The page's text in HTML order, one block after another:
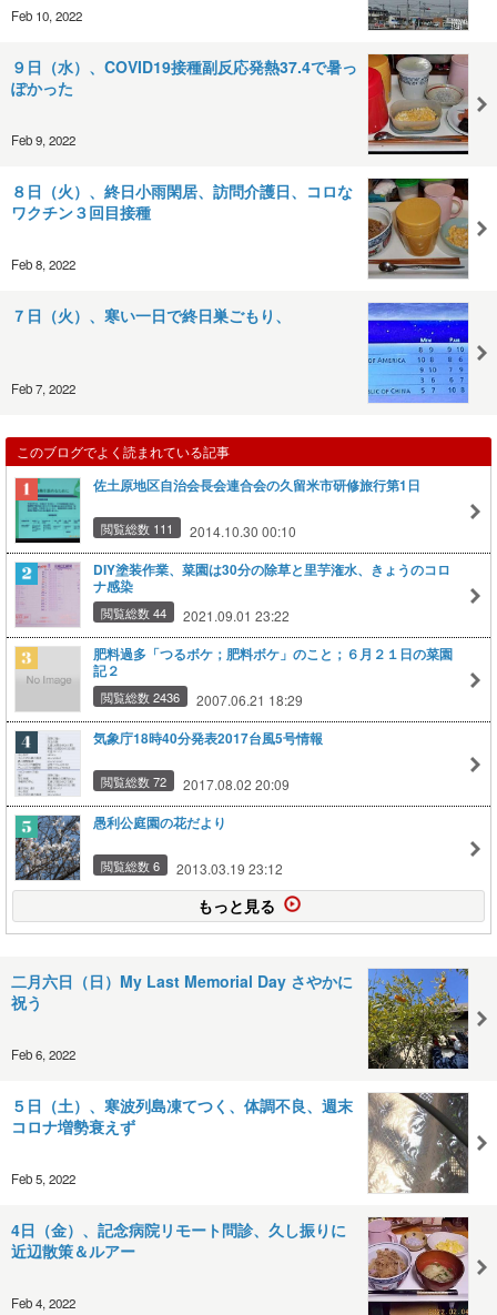
Feb 10, 2022
９日（水）、COVID19接種副反応発熱37.4で暑っ
ぽかった
Feb 9, 2022
８日（火）、終日小雨閑居、訪問介護日、コロな
ワクチン３回目接種
Feb 8, 2022
７日（火）、寒い一日で終日巣ごもり、
Feb 7, 2022
このブログでよく読まれている記事
佐土原地区自治会長会連合会の久留米市研修旅行第1日
閲覧総数 111 2014.10.30 00:10
DIY塗装作業、菜園は30分の除草と里芋潅水、きょうのコロ
ナ感染
閲覧総数 44 2021.09.01 23:22
肥料過多「つるボケ；肥料ボケ」のこと；６月２１日の菜園
記２
閲覧総数 2436 2007.06.21 18:29
気象庁18時40分発表2017台風5号情報
閲覧総数 72 2017.08.02 20:09
愚利公庭園の花だより
閲覧総数 6 2013.03.19 23:12
もっと見る
二月六日（日）My Last Memorial Day さやかに
祝う
Feb 6, 2022
５日（土）、寒波列島凍てつく、体調不良、週末
コロナ増勢衰えず
Feb 5, 2022
4日（金）、記念病院リモート問診、久し振りに
近辺散策＆ルアー
Feb 4, 2022